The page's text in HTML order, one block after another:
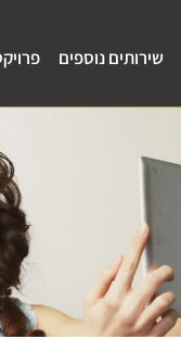
שירותים נוספים